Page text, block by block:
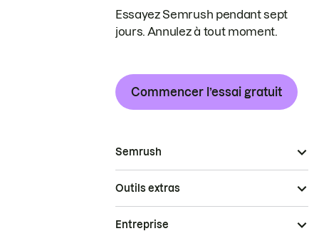
Essayez Semrush pendant sept
jours. Annulez à tout moment.
Commencer l’essai gratuit
Semrush
Outils extras
Entreprise